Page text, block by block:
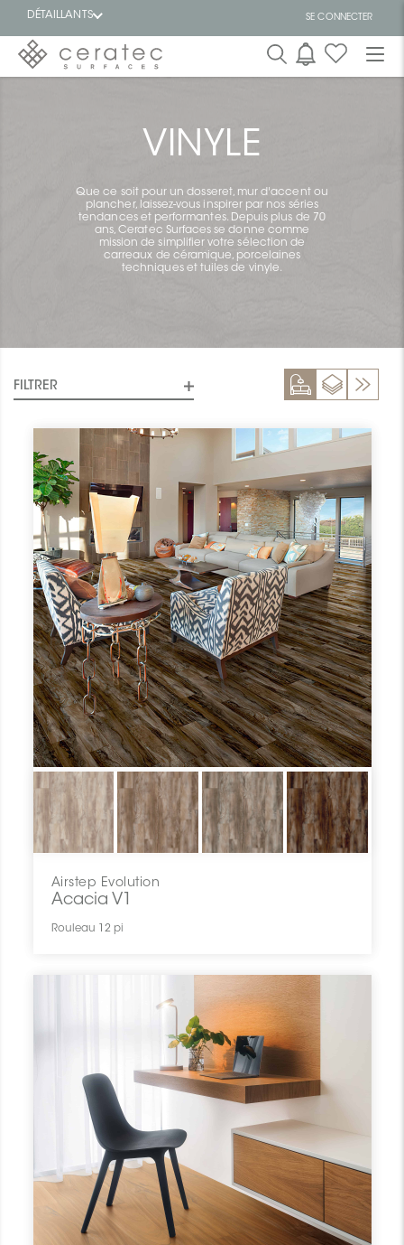
DÉTAILLANTS SE CONNECTER
VINYLE
Que ce soit pour un dosseret, mur d'accent ou
plancher, laissez-vous inspirer par nos séries
tendances et performantes. Depuis plus de 70
ans, Ceratec Surfaces se donne comme
mission de simplifier votre sélection de
carreaux de céramique, porcelaines
techniques et tuiles de vinyle.
FILTRER
Airstep Evolution
Acacia V1
Rouleau 12 pi